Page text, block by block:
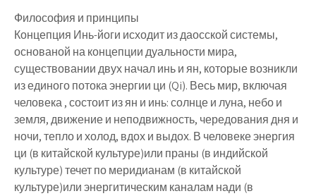
Философия и принципы
Концепция Инь-йоги исходит из даосской системы,
основаной на концепции дуальности мира,
существовании двух начал инь и ян, которые возникли
из единого потока энергии ци (Qi). Весь мир, включая
человека , состоит из ян и инь: солнце и луна, небо и
земля, движение и неподвижность, чередования дня и
ночи, тепло и холод, вдох и выдох. В человеке энергия
ци (в китайской культуре)или праны (в индийской
культуре) течет по меридианам (в китайской
культуре)или энергитическим каналам нади (в